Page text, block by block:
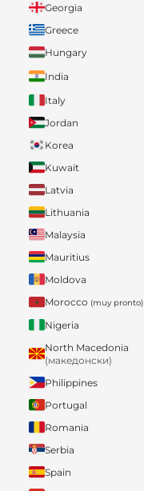
Georgia
Greece
Hungary
India
Italy
Jordan
Korea
Kuwait
Latvia
Lithuania
Malaysia
Mauritius
Moldova
Morocco (muy pronto)
Nigeria
North Macedonia
(македонски)
Philippines
Portugal
Romania
Serbia
Spain